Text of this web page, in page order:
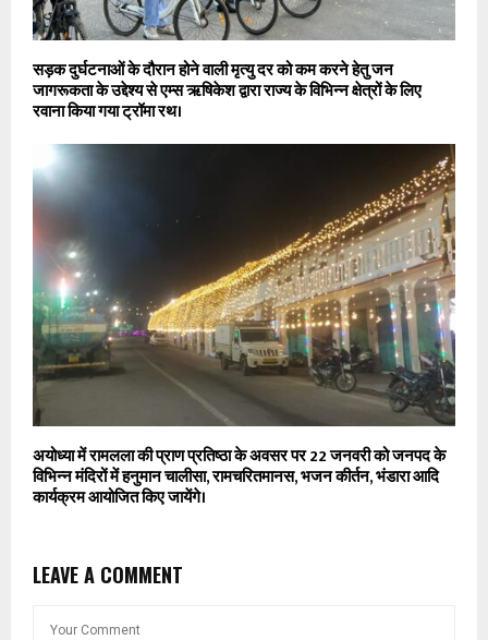
सड़क दुर्घटनाओं के दौरान होने वाली मृत्यु दर को कम करने हेतु जन
जागरूकता के उद्देश्य से एम्स ऋषिकेश द्वारा राज्य के विभिन्न क्षेत्रों के लिए
रवाना किया गया ट्रॉमा रथ।
अयोध्या में रामलला की प्राण प्रतिष्ठा के अवसर पर 22 जनवरी को जनपद के
विभिन्न मंदिरों में हनुमान चालीसा, रामचरितमानस, भजन कीर्तन, भंडारा आदि
कार्यक्रम आयोजित किए जायेंगे।
LEAVE A COMMENT